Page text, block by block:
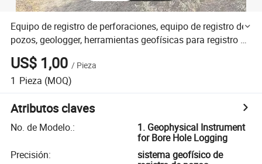
Equipo de registro de perforaciones, equipo de registro de
pozos, geologger, herramientas geofísicas para registro de
pozos, instrumento geofísico para registro de
perforaciones
US$ 1,00 / Pieza
1 Pieza (MOQ)
Atributos claves
No. de Modelo.:
1. Geophysical Instrument
for Bore Hole Logging
Precisión:
sistema geofísico de